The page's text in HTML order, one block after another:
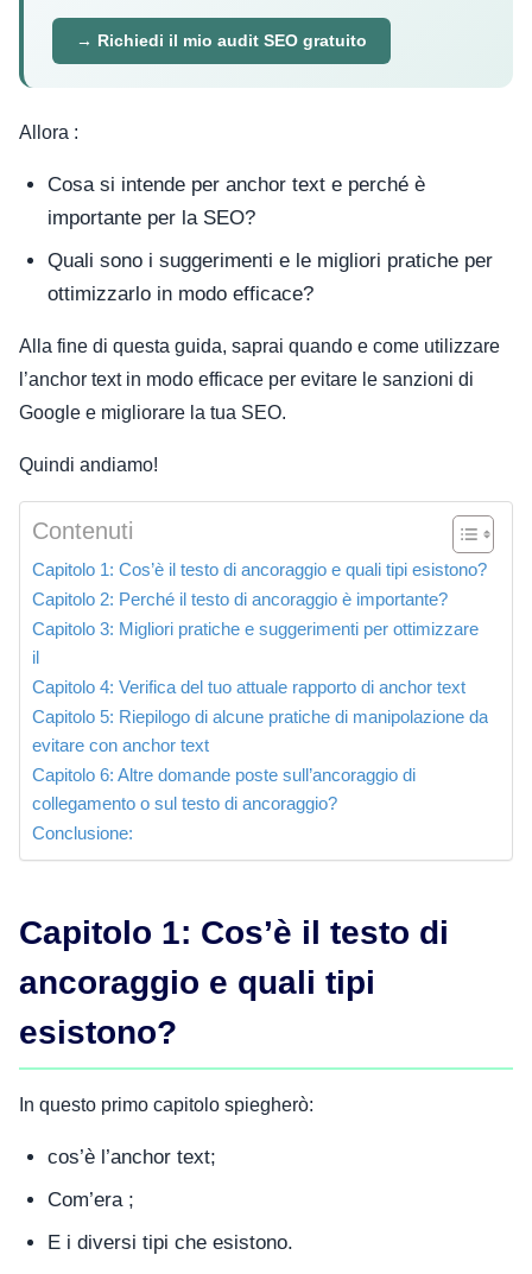
→ Richiedi il mio audit SEO gratuito
Allora :
Cosa si intende per anchor text e perché è
importante per la SEO?
Quali sono i suggerimenti e le migliori pratiche per
ottimizzarlo in modo efficace?
Alla fine di questa guida, saprai quando e come utilizzare
l’anchor text in modo efficace per evitare le sanzioni di
Google e migliorare la tua SEO.
Quindi andiamo!
Contenuti
Capitolo 1: Cos’è il testo di ancoraggio e quali tipi esistono?
Capitolo 2: Perché il testo di ancoraggio è importante?
Capitolo 3: Migliori pratiche e suggerimenti per ottimizzare
il
Capitolo 4: Verifica del tuo attuale rapporto di anchor text
Capitolo 5: Riepilogo di alcune pratiche di manipolazione da
evitare con anchor text
Capitolo 6: Altre domande poste sull’ancoraggio di
collegamento o sul testo di ancoraggio?
Conclusione:
Capitolo 1: Cos’è il testo di
ancoraggio e quali tipi
esistono?
In questo primo capitolo spiegherò:
cos’è l’anchor text;
Com’era ;
E i diversi tipi che esistono.